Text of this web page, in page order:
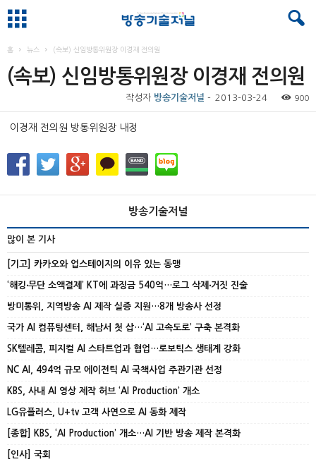
홈 뉴스 (속보) 신임방통위원장 이경재 전의원
(속보) 신임방통위원장 이경재 전의원
작성자 방송기술저널 - 2013-03-24 900
이경재 전의원 방통위원장 내정
방송기술저널
많이 본 기사
[기고] 카카오와 업스테이지의 이유 있는 동맹
‘해킹‧무단 소액결제’ KT에 과징금 540억…로그 삭제‧거짓 진술
방미통위, 지역방송 AI 제작 실증 지원…8개 방송사 선정
국가 AI 컴퓨팅센터, 해남서 첫 삽…‘AI 고속도로’ 구축 본격화
SK텔레콤, 피지컬 AI 스타트업과 협업…로보틱스 생태계 강화
NC AI, 494억 규모 에이전틱 AI 국책사업 주관기관 선정
KBS, 사내 AI 영상 제작 허브 ‘AI Production’ 개소
LG유플러스, U+tv 고객 사연으로 AI 동화 제작
[종합] KBS, ‘AI Production’ 개소…AI 기반 방송 제작 본격화
[인사] 국회